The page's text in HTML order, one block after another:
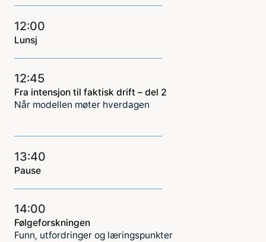
12:00
Lunsj
12:45
Fra intensjon til faktisk drift – del 2
Når modellen møter hverdagen
13:40
Pause
14:00
Følgeforskningen
Funn, utfordringer og læringspunkter